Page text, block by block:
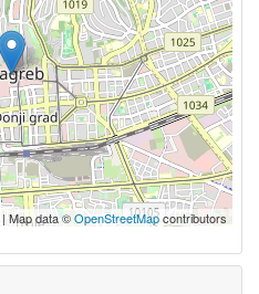
| Map data ©OpenStreetMapcontributors